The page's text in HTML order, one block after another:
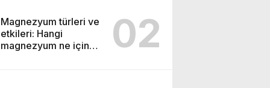
Magnezyum türleri ve
etkileri: Hangi
magnezyum ne için
02